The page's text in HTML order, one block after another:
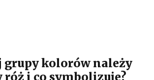
grupy kolorów należy
róż i co symbolizuje?